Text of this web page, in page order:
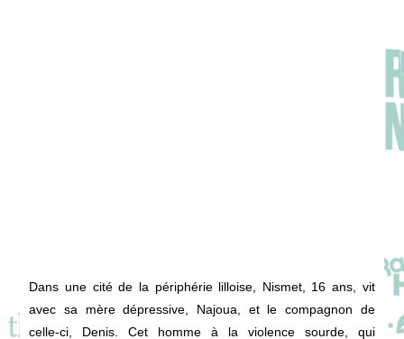
Dans une cité de la périphérie lilloise, Nismet, 16 ans, vit
avec sa mère dépressive, Najoua, et le compagnon de
celle-ci, Denis. Cet homme à la violence sourde, qui